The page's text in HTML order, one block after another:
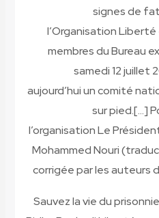
signes de
l’Organisation
membres du Bureau
samedi 12 juillet
aujourd’hui un comité
sur pied.[…]
l’organisationLe
Mohammed Nouri
corrigée par les auteurs
Sauvez la vie du